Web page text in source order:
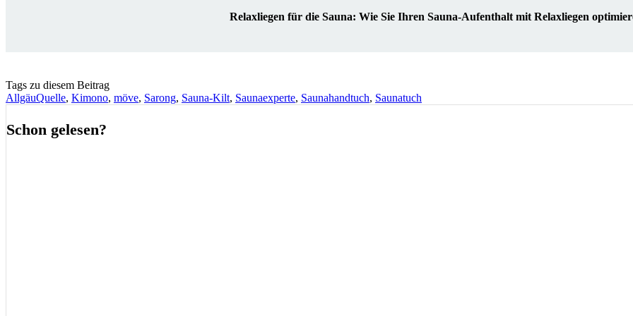
Relaxliegen für die Sauna: Wie Sie Ihren Sauna-Aufenthalt mit Relaxliegen
Tags zu diesem Beitrag
AllgäuQuelle, Kimono, möve, Sarong, Sauna-Kilt, Saunaexperte, Saunahandtuch, Saunatuch
Schon gelesen?